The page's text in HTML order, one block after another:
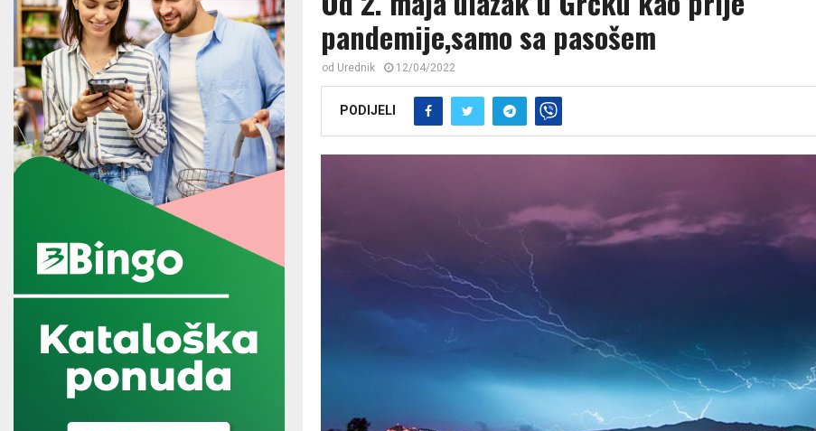
pandemije,samo sa pasošem
od Urednik 12/04/2022
PODIJELI